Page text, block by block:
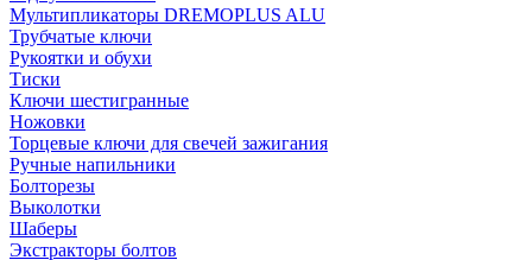
Мультипликаторы DREMOPLUS ALU
Трубчатые ключи
Рукоятки и обухи
Тиски
Ключи шестигранные
Ножовки
Торцевые ключи для свечей зажигания
Ручные напильники
Болторезы
Выколотки
Шаберы
Экстракторы болтов